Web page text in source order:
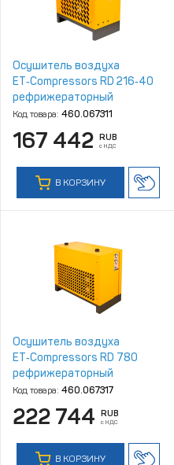
Осушитель воздуха
ET‑Compressors RD 216‑40
рефрижераторный
Код товара: 460.067311
167 442 RUB
с НДС
В КОРЗИНУ
Осушитель воздуха
ET‑Compressors RD 780
рефрижераторный
Код товара: 460.067317
222 744 RUB
с НДС
В КОРЗИНУ